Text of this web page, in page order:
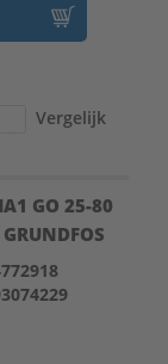
Vergelijk
GO 25-80